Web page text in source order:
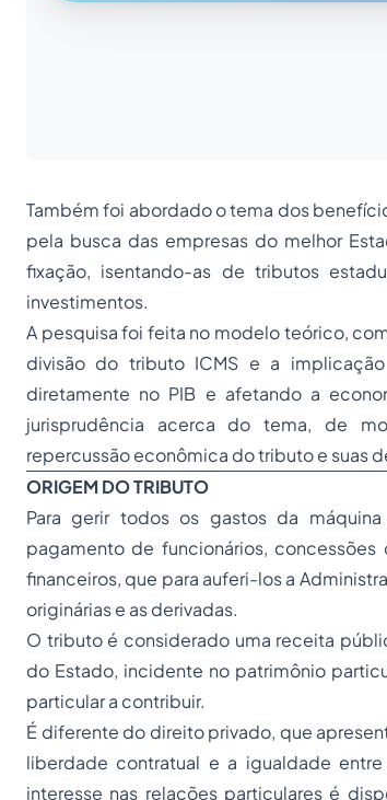
Também foi abordado o tema dos
pela busca das empresas do melhor
fixação, isentando-as de tributos
investimentos.
A pesquisa foi feita no modelo teórico,
divisão do tributo ICMS e a
diretamente no PIB e afetando a
jurisprudência acerca do tema, de
repercussão econômica do tributo e suas
ORIGEM DO TRIBUTO
Para gerir todos os gastos da
pagamento de funcionários,
financeiros, que para auferi-los a
originárias e as derivadas.
O tributo é considerado uma receita
do Estado, incidente no patrimônio
particular a contribuir.
É diferente do direito privado, que
liberdade contratual e a igualdade
interesse nas relações particulares é